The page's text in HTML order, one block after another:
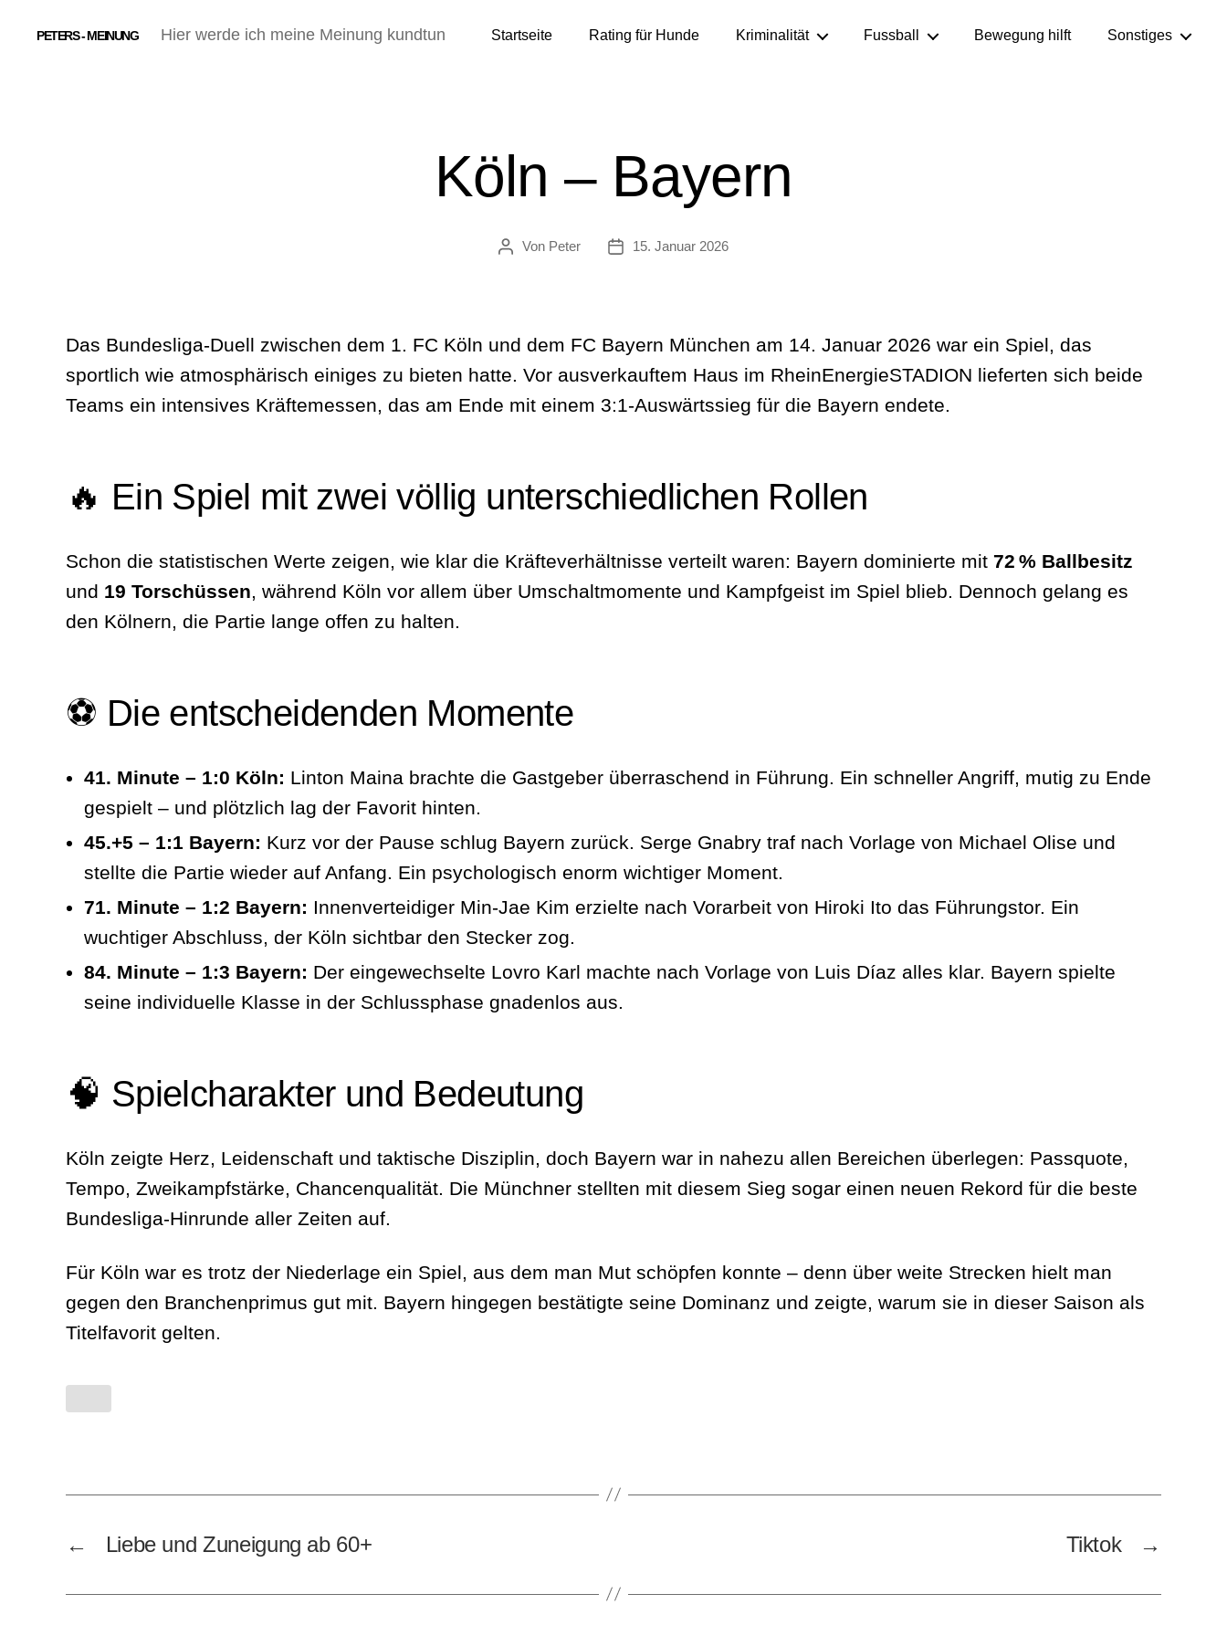
PETERS - MEINUNG Hier werde ich meine Meinung kundtun Startseite Rating für Hunde Kriminalität Fussball Bewegung hilft Sonstiges
Köln – Bayern
Beitragsautor
Von Peter Veröffentlichungsdatum
15. Januar 2026
Das Bundesliga‑Duell zwischen dem 1. FC Köln und dem FC Bayern München am 14. Januar 2026 war ein Spiel, das
sportlich wie atmosphärisch einiges zu bieten hatte. Vor ausverkauftem Haus im RheinEnergieSTADION lieferten sich beide
Teams ein intensives Kräftemessen, das am Ende mit einem 3:1‑Auswärtssieg für die Bayern endete.
🔥 Ein Spiel mit zwei völlig unterschiedlichen Rollen
Schon die statistischen Werte zeigen, wie klar die Kräfteverhältnisse verteilt waren: Bayern dominierte mit 72 % Ballbesitz
und 19 Torschüssen, während Köln vor allem über Umschaltmomente und Kampfgeist im Spiel blieb. Dennoch gelang es
den Kölnern, die Partie lange offen zu halten.
⚽ Die entscheidenden Momente
41. Minute – 1:0 Köln: Linton Maina brachte die Gastgeber überraschend in Führung. Ein schneller Angriff, mutig zu Ende
gespielt – und plötzlich lag der Favorit hinten.
45.+5 – 1:1 Bayern: Kurz vor der Pause schlug Bayern zurück. Serge Gnabry traf nach Vorlage von Michael Olise und
stellte die Partie wieder auf Anfang. Ein psychologisch enorm wichtiger Moment.
71. Minute – 1:2 Bayern: Innenverteidiger Min‑Jae Kim erzielte nach Vorarbeit von Hiroki Ito das Führungstor. Ein
wuchtiger Abschluss, der Köln sichtbar den Stecker zog.
84. Minute – 1:3 Bayern: Der eingewechselte Lovro Karl machte nach Vorlage von Luis Díaz alles klar. Bayern spielte
seine individuelle Klasse in der Schlussphase gnadenlos aus.
🧠 Spielcharakter und Bedeutung
Köln zeigte Herz, Leidenschaft und taktische Disziplin, doch Bayern war in nahezu allen Bereichen überlegen: Passquote,
Tempo, Zweikampfstärke, Chancenqualität. Die Münchner stellten mit diesem Sieg sogar einen neuen Rekord für die beste
Bundesliga‑Hinrunde aller Zeiten auf.
Für Köln war es trotz der Niederlage ein Spiel, aus dem man Mut schöpfen konnte – denn über weite Strecken hielt man
gegen den Branchenprimus gut mit. Bayern hingegen bestätigte seine Dominanz und zeigte, warum sie in dieser Saison als
Titelfavorit gelten.
← Liebe und Zuneigung ab 60+ →
Tiktok